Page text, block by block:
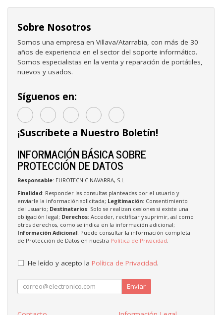
Sobre Nosotros
Somos una empresa en Villava/Atarrabia, con más de 30
años de experiencia en el sector del soporte informático.
Somos especialistas en la venta y reparación de portátiles,
nuevos y usados.
Síguenos en:
¡Suscríbete a Nuestro Boletín!
INFORMACIÓN BÁSICA SOBRE
PROTECCIÓN DE DATOS
Responsable: EUROTECNIC NAVARRA, S.L
Finalidad: Responder las consultas planteadas por el usuario y
enviarle la información solicitada; Legitimación: Consentimiento
del usuario; Destinatarios: Solo se realizan cesiones si existe una
obligación legal; Derechos: Acceder, rectificar y suprimir, así como
otros derechos, como se indica en la información adicional;
Información Adicional: Puede consultar la información completa
de Protección de Datos en nuestra Política de Privacidad.
He leído y acepto la Política de Privacidad.
Enviar